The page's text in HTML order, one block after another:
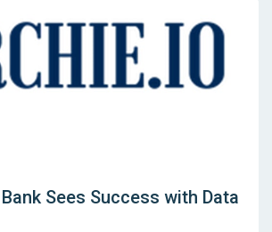
Sees Success with Data